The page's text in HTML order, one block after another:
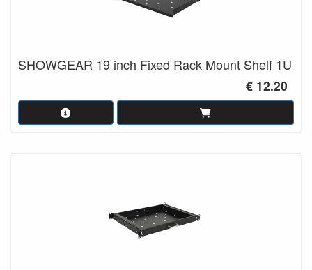
SHOWGEAR 19 inch Fixed Rack Mount Shelf 1U
€ 12.20